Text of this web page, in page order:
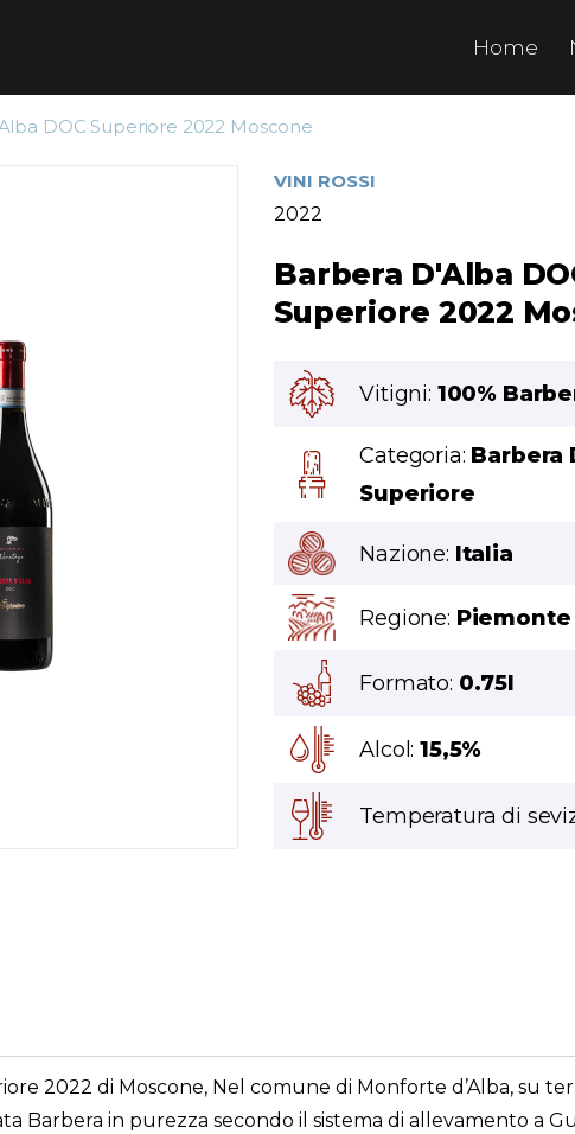
Home
DOC Superiore 2022 Moscone
VINI ROSSI
2022
Barbera D'Alba
Superiore 2022
Vitigni: 100%
Categoria: Barbera
Superiore
Nazione: Italia
Regione: Piemonte
Formato: 0.75l
Alcol:15,5%
Temperatura di
2022 di Moscone, Nel comune di Monforte d’Alba, su
Barbera in purezza secondo il sistema di allevamento a